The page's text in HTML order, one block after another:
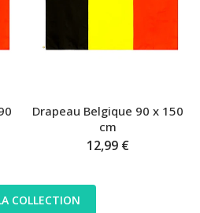
Drapeau Belgique 90 x 150
cm
12,99 €
COLLECTION